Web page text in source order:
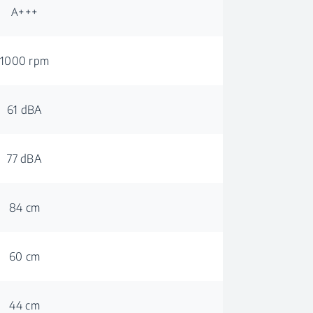
А+++
1000 rpm
61 dBA
77 dBA
84 cm
60 cm
44 cm